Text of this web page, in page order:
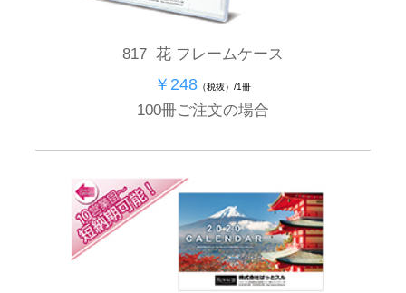
817 花 フレームケース
￥248 （税抜）/1冊
100冊ご注文の場合